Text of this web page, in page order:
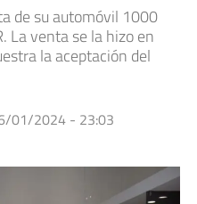
de su automóvil 1000
La venta se la hizo en
la aceptación del
01/2024 - 23:03